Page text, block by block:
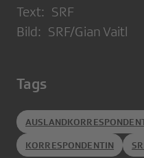
Text: SRF
Bild: SRF/Gian Vaitl
Tags
KORRESPONDENTIN